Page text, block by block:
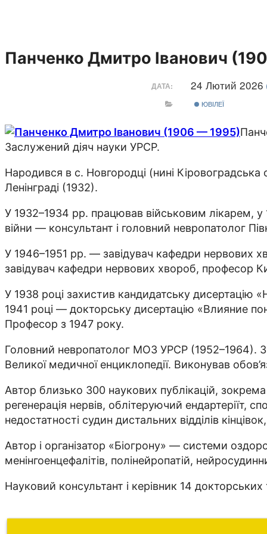
Панченко Дмитро Іванович
ДАТА: 24 Лютий 2026
ЮВІЛЕЇ
Заслужений діяч науки УРСР.
Народився в с. Новгородці (нині
Ленінграді (1932).
У 1932–1934 рр. працював військовим лікарем,
війни — консультант і головний невропатолог
У 1946–1951 рр. — завідувач кафедри нервових
завідувач кафедри нервових хвороб, професор
У 1938 році захистив кандидатську дисертацію
1941 році — докторську дисертацію «Влияние
Професор з 1947 року.
Головний невропатолог МОЗ УРСР (1952–1964).
Великої медичної енциклопедії. Виконував
Автор близько 300 наукових публікацій,
регенерація нервів, облітеруючий ендартеріїт,
недостатності судин дистальних відділів
Автор і організатор «Біогрону» — системи
менінгоенцефалітів, полінейропатій,
Науковий консультант і керівник 14